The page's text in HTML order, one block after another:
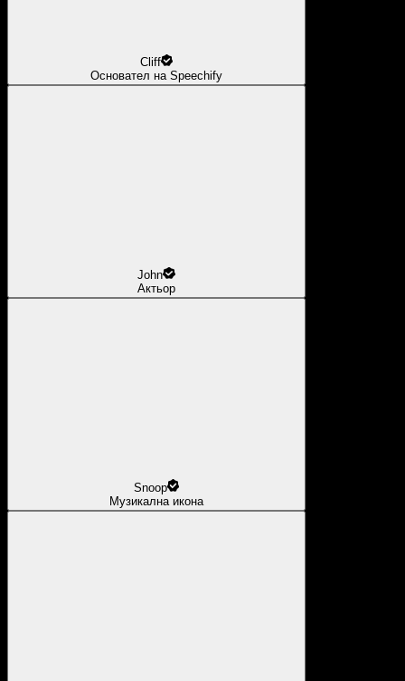
Cliff
Основател на Speechify
John
Актьор
Snoop
Музикална икона